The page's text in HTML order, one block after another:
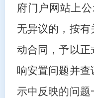
府门户网站上
无异议的，按
动合同，予以正
响安置问题并查
示中反映的问题